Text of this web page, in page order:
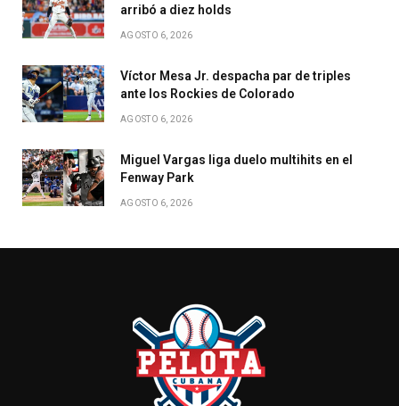
arribó a diez holds
AGOSTO 6, 2026
Víctor Mesa Jr. despacha par de triples
ante los Rockies de Colorado
AGOSTO 6, 2026
Miguel Vargas liga duelo multihits en el
Fenway Park
AGOSTO 6, 2026